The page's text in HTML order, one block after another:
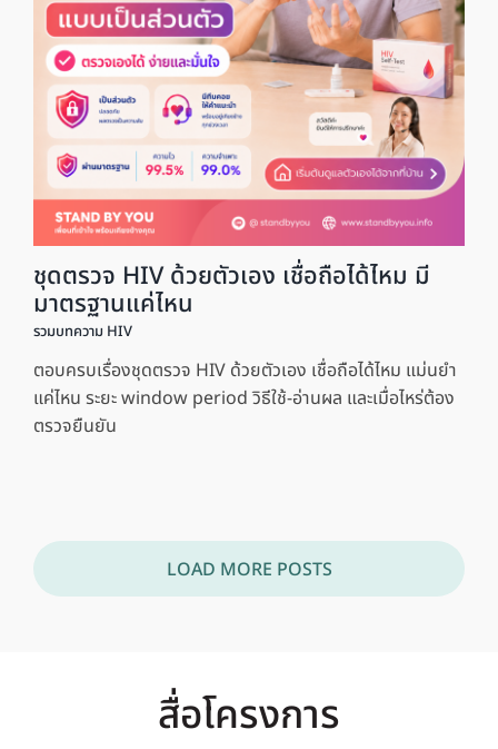
ชุดตรวจ HIV ด้วยตัวเอง เชื่อถือได้ไหม มี
มาตรฐานแค่ไหน
รวมบทความ HIV
ตอบครบเรื่องชุดตรวจ HIV ด้วยตัวเอง เชื่อถือได้ไหม แม่นยำ
แค่ไหน ระยะ window period วิธีใช้-อ่านผล และเมื่อไหร่ต้อง
ตรวจยืนยัน
LOAD MORE POSTS
สื่อโครงการ